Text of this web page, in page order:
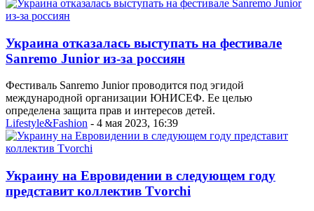
Украина отказалась выступать на фестивале
Sanremo Junior из-за россиян
Фестиваль Sanremo Junior проводится под эгидой
международной организации ЮНИСЕФ. Ее целью
определена защита прав и интересов детей.
Lifestyle&Fashion - 4 мая 2023, 16:39
Украину на Евровидении в следующем году
представит коллектив Tvorchi